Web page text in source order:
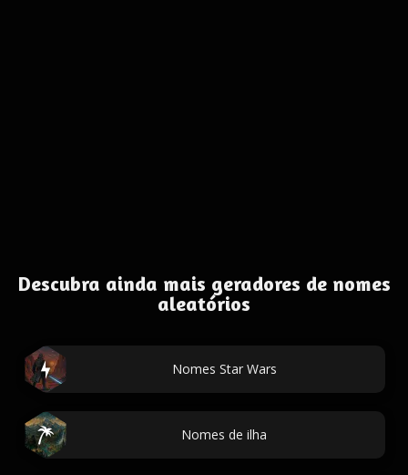
Descubra ainda mais geradores de nomes
aleatórios
Nomes Star Wars
Nomes de ilha